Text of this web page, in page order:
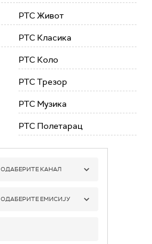
РТС Живот
РТС Класика
РТС Коло
РТС Трезор
РТС Музика
РТС Полетарац
ОДАБЕРИТЕ КАНАЛ
РТС 1
ОДАБЕРИТЕ ЕМИСИЈУ